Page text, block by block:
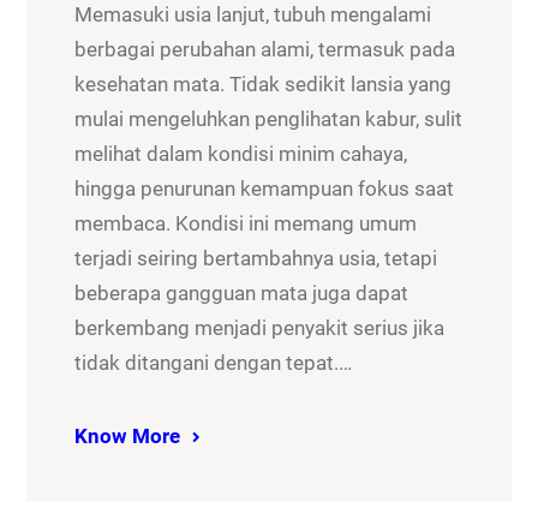
Memasuki usia lanjut, tubuh mengalami
berbagai perubahan alami, termasuk pada
kesehatan mata. Tidak sedikit lansia yang
mulai mengeluhkan penglihatan kabur, sulit
melihat dalam kondisi minim cahaya,
hingga penurunan kemampuan fokus saat
membaca. Kondisi ini memang umum
terjadi seiring bertambahnya usia, tetapi
beberapa gangguan mata juga dapat
berkembang menjadi penyakit serius jika
tidak ditangani dengan tepat.…
Know More